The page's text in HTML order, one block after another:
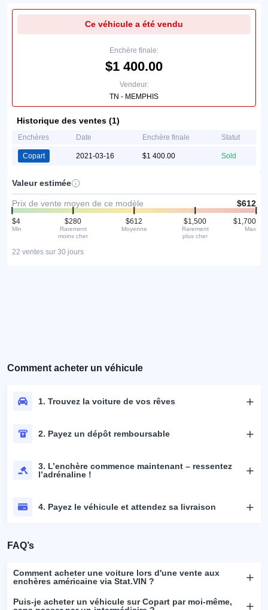
Ce véhicule a été vendu
Enchère finale:
$1 400.00
Vendeur:
TN - MEMPHIS
Historique des ventes (1)
Enchères Date Enchère finale Statut
Copart 2021-03-16 $1 400.00 Sold
Valeur estimée
Prix de vente moyen de ce modèle $612
$4
Min
$280
Rarement
moins cher
$612
Moyenne
$1,500
Rarement
plus cher
$1,700
Max
22 ventes sur 30 jours
Comment acheter un véhicule
1. Trouvez la voiture de vos rêves
2. Payez un dépôt remboursable
3. L’enchère commence maintenant – ressentez
l’adrénaline !
4. Payez le véhicule et attendez sa livraison
FAQ’s
Comment acheter une voiture lors d'une vente aux
enchères américaine via Stat.VIN ?
Puis-je acheter un véhicule sur Copart par moi-même,